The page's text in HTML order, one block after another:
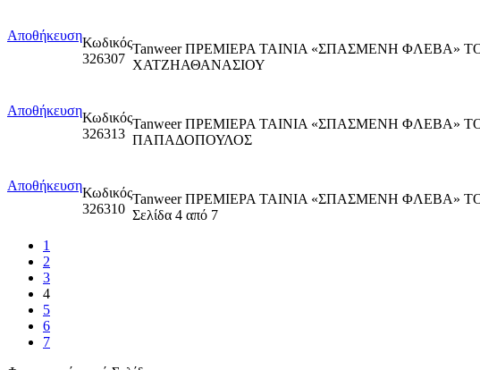
ΑποθήκευσηΚωδικός
326307
Tanweer ΠΡΕΜΙΕΡΑ ΤΑΙΝΙΑ «ΣΠΑΣΜΕΝΗ ΦΛΕΒΑ»
ΧΑΤΖΗΑΘΑΝΑΣΙΟΥ
ΑποθήκευσηΚωδικός
326313
Tanweer ΠΡΕΜΙΕΡΑ ΤΑΙΝΙΑ «ΣΠΑΣΜΕΝΗ ΦΛΕΒΑ»
ΠΑΠΑΔΟΠΟΥΛΟΣ
ΑποθήκευσηΚωδικός
326310
Tanweer ΠΡΕΜΙΕΡΑ ΤΑΙΝΙΑ «ΣΠΑΣΜΕΝΗ ΦΛΕΒΑ»
Σελίδα 4 από 7
1
2
3
4
5
6
7